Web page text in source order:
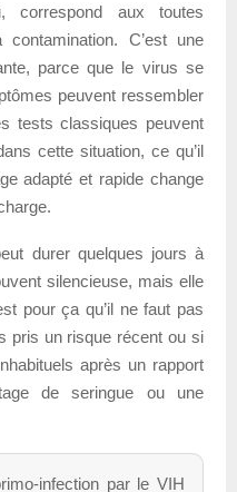
correspond aux toutes
C’est une
parce que le virus se
peuvent ressembler
tests classiques peuvent
cette situation, ce qu’il
adapté et rapide change
durer quelques jours à
silencieuse, mais elle
pour ça qu’il ne faut pas
pris un risque récent ou si
après un rapport
de seringue ou une
infection par le VIH